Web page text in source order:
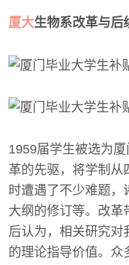
厦大生物系改革与后
1959届学生被选为
革的先驱，将学制从
时遭遇了不少难题，
大纲的修订等。改革
后认为，相关研究对
的理论指导价值。众